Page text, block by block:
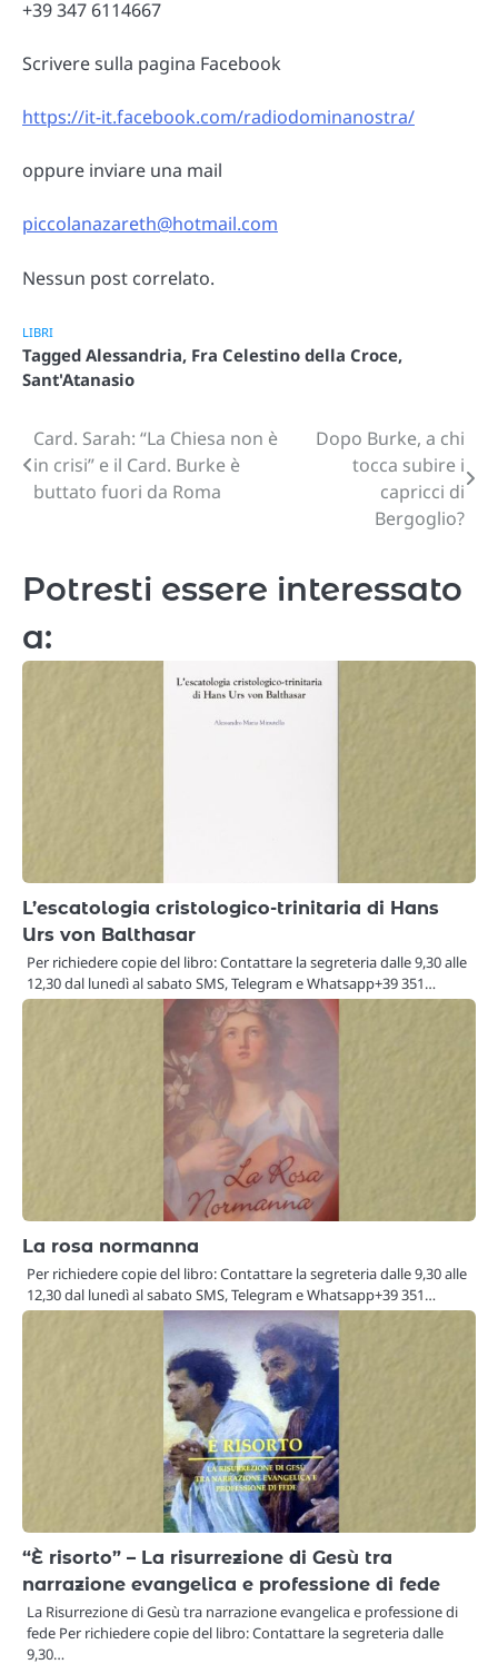
+39 347 6114667
Scrivere sulla pagina Facebook
https://it-it.facebook.com/radiodominanostra/
oppure inviare una mail
piccolanazareth@hotmail.com
Nessun post correlato.
LIBRI
Tagged Alessandria, Fra Celestino della Croce,
Sant'Atanasio
Navigazione
articoli
Card. Sarah: “La Chiesa non è
in crisi” e il Card. Burke è
buttato fuori da Roma
Dopo Burke, a chi
tocca subire i
capricci di
Bergoglio?
Potresti essere interessato
a:
L’escatologia cristologico-trinitaria di Hans
Urs von Balthasar
Per richiedere copie del libro: Contattare la segreteria dalle 9,30 alle
12,30 dal lunedì al sabato SMS, Telegram e Whatsapp+39 351…
La rosa normanna
Per richiedere copie del libro: Contattare la segreteria dalle 9,30 alle
12,30 dal lunedì al sabato SMS, Telegram e Whatsapp+39 351…
“È risorto” – La risurrezione di Gesù tra
narrazione evangelica e professione di fede
La Risurrezione di Gesù tra narrazione evangelica e professione di
fede Per richiedere copie del libro: Contattare la segreteria dalle
9,30…